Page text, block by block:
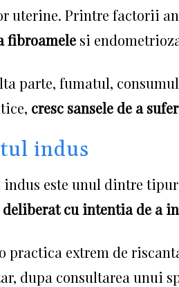
uterine. Printre factorii
fibroamele si
parte, fumatul,
cresc sansele de a
indus
indus este unul dintre
cu intentia de a
practica extrem de
dupa consultarea unui